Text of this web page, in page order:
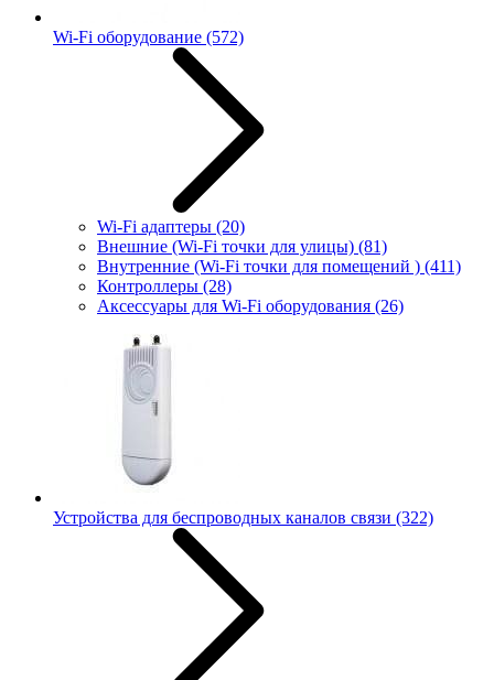
Wi-Fi оборудование (572)
Wi-Fi адаптеры (20)
Внешние (Wi-Fi точки для улицы) (81)
Внутренние (Wi-Fi точки для помещений ) (411)
Контроллеры (28)
Аксессуары для Wi-Fi оборудования (26)
Устройства для беспроводных каналов связи (322)